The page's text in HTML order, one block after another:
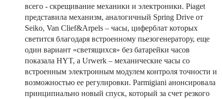
всего - скрещивание механики и электроники. Piaget
представила механизм, аналогичный Spring Drive от
Seiko, Van Clief&Arpels – часы, циферблат которых
светится благодаря встроенному пьезогенератору, еще
один вариант «светящихся» без батарейки часов
показала HYT, а Urwerk – механические часы со
встроенным электронным модулем контроля точности и
возможностью ее регулировки. Parmigiani анонсировала
принципиально новый спуск, который за счет резкого